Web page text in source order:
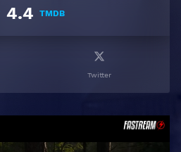
4.4 TMDB
Twitter